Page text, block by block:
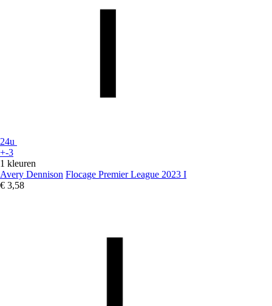
24u
+-3
1 kleuren
Avery Dennison Flocage Premier League 2023 I
€ 3,58